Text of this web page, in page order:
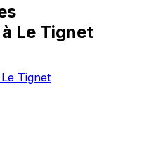
Le Tignet
Tignet